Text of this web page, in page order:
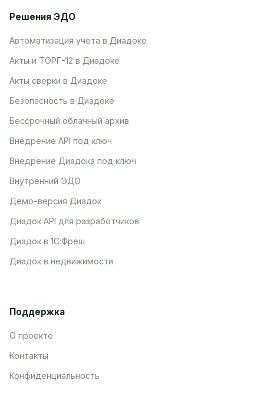
Решения ЭДО
Автоматизация учета в Диадоке
Акты и ТОРГ-12 в Диадоке
Акты сверки в Диадоке
Безопасность в Диадоке
Бессрочный облачный архив
Внедрение API под ключ
Внедрение Диадока под ключ
Внутренний ЭДО
Демо-версия Диадок
Диадок API для разработчиков
Диадок в 1С:Фреш
Диадок в недвижимости
Поддержка
О проекте
Контакты
Конфиденциальность